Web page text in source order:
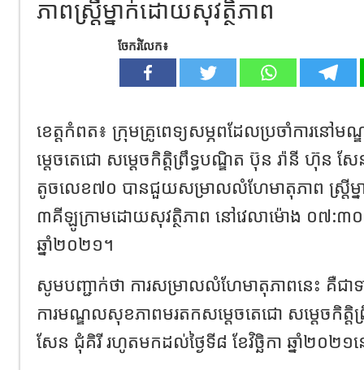
ភាពស្រ្តីម្នាក់ដោយសុវត្ថិភាព
ចែករំលែក៖
ខេត្តកំពត៖ ក្រុមគ្រូពេទ្យសម្ភពដែលប្រចាំការន
ម្តេចតេជោ​ សម្តេចកិត្តិព្រឹទ្ធបណ្ឌិត ប៊ុន រ៉ានី ហ៊ុន
តូចលេខ៧០ បានជួយសម្រាលលំហែមាតុភាព ស្រ្តីម្
៣គីឡូក្រាមដោយសុវត្ថិភាព នៅវេលាម៉ោង ០៧:៣០​នា
ឆ្នាំ២០២១។
សូមបញ្ជាក់ថា ការសម្រាលលំហែមាតុភាពនេះ គឺជ
ការមណ្ឌលសុខភាពមរតកសម្តេចតេជោ​ សម្តេចកិត្តិ
សែន ជុំគិរី រហូតមកដល់ថ្ងៃទី៨ ខែវិច្ឆិកា​ ឆ្នាំ២០២១ន